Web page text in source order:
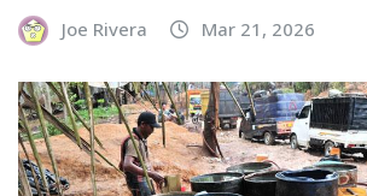
Joe Rivera Mar 21, 2026